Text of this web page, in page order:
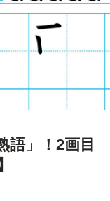
語」！2画目